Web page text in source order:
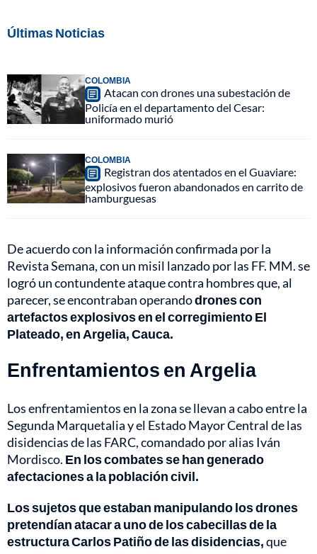
Últimas Noticias
COLOMBIA
Atacan con drones una subestación de
Policía en el departamento del Cesar:
uniformado murió
COLOMBIA
Registran dos atentados en el Guaviare:
explosivos fueron abandonados en carrito de
hamburguesas
De acuerdo con la información confirmada por la
Revista Semana, con un misil lanzado por las FF. MM. se
logró un contundente ataque contra hombres que, al
parecer, se encontraban operandodrones con
artefactos explosivos en el corregimiento El
Plateado, en Argelia, Cauca.
Enfrentamientos en Argelia
Los enfrentamientos en la zona se llevan a cabo entre la
Segunda Marquetalia y el Estado Mayor Central de las
disidencias de las FARC, comandado por alias Iván
Mordisco. En los combates se han generado
afectaciones a la población civil.
Los sujetos que estaban manipulando los drones
pretendían atacar a uno de los cabecillas de la
estructura Carlos Patiño de las disidencias,que